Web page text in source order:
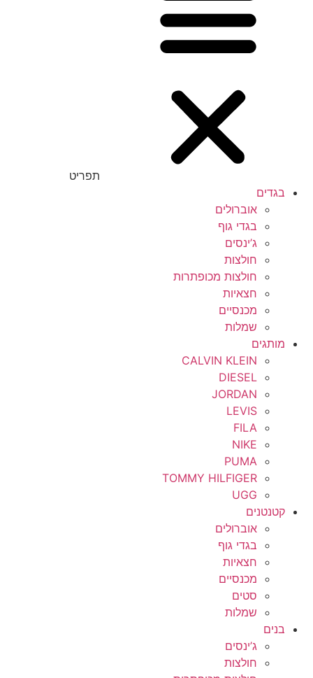
תפריט
בגדים
אוברולים
בגדי גוף
ג’ינסים
חולצות
חולצות מכופתרות
חצאיות
מכנסיים
שמלות
מותגים
CALVIN KLEIN
DIESEL
JORDAN
LEVIS
FILA
NIKE
PUMA
TOMMY HILFIGER
UGG
קטנטנים
אוברולים
בגדי גוף
חצאיות
מכנסיים
סטים
שמלות
בנים
ג’ינסים
חולצות